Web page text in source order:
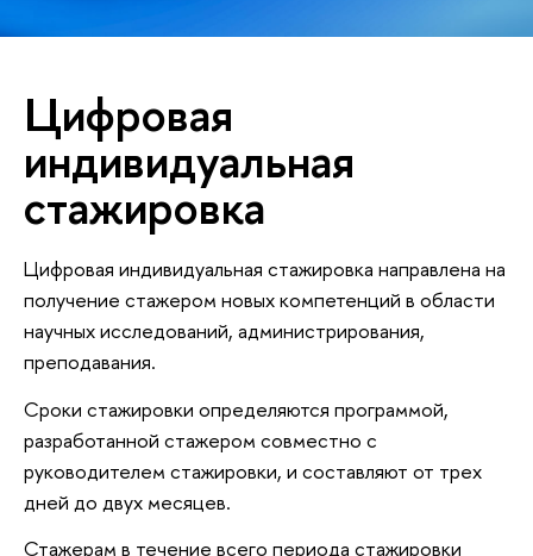
Цифровая
индивидуальная
стажировка
Цифровая индивидуальная стажировка направлена на
получение стажером новых компетенций в области
научных исследований, администрирования,
преподавания.
Сроки стажировки определяются программой,
разработанной стажером совместно с
руководителем стажировки, и составляют от трех
дней до двух месяцев.
Стажерам в течение всего периода стажировки